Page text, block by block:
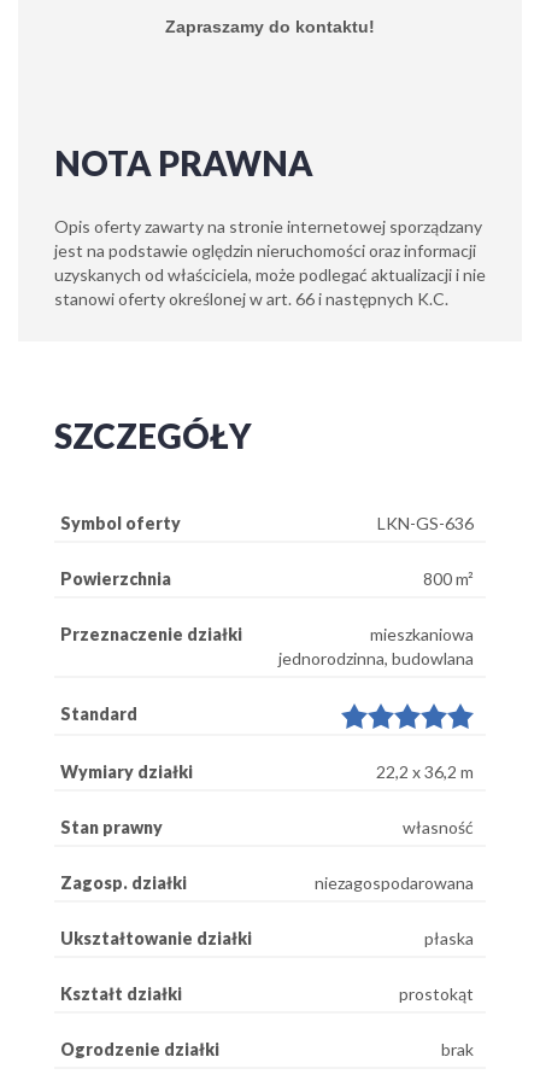
Zapraszamy do kontaktu!
NOTA PRAWNA
Opis oferty zawarty na stronie internetowej sporządzany
jest na podstawie oględzin nieruchomości oraz informacji
uzyskanych od właściciela, może podlegać aktualizacji i nie
stanowi oferty określonej w art. 66 i następnych K.C.
SZCZEGÓŁY
Symbol oferty LKN-GS-636
Powierzchnia 800 m²
Przeznaczenie działki
mieszkaniowa
jednorodzinna, budowlana
Standard
Wymiary działki 22,2 x 36,2 m
Stan prawny własność
Zagosp. działki niezagospodarowana
Ukształtowanie działki płaska
Kształt działki prostokąt
Ogrodzenie działki brak